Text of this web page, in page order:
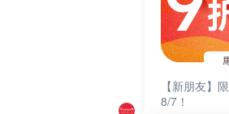
【新朋友】
8/7！